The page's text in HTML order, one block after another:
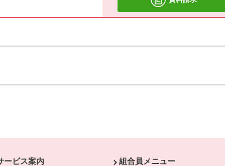
ービス案内 組合員メニュー